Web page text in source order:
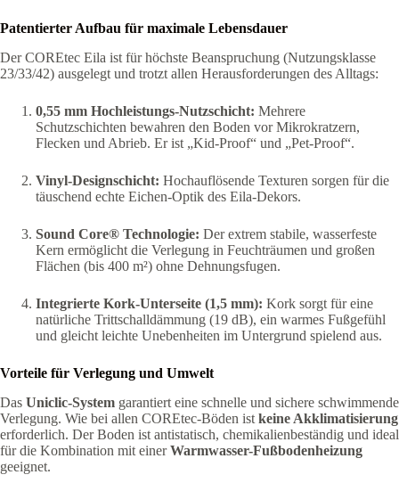
Patentierter Aufbau für maximale Lebensdauer
Der COREtec Eila ist für höchste Beanspruchung (Nutzungsklasse
23/33/42) ausgelegt und trotzt allen Herausforderungen des Alltags:
0,55 mm Hochleistungs-Nutzschicht: Mehrere
Schutzschichten bewahren den Boden vor Mikrokratzern,
Flecken und Abrieb. Er ist „Kid-Proof“ und „Pet-Proof“.
Vinyl-Designschicht: Hochauflösende Texturen sorgen für die
täuschend echte Eichen-Optik des Eila-Dekors.
Sound Core® Technologie: Der extrem stabile, wasserfeste
Kern ermöglicht die Verlegung in Feuchträumen und großen
Flächen (bis 400 m²) ohne Dehnungsfugen.
Integrierte Kork-Unterseite (1,5 mm): Kork sorgt für eine
natürliche Trittschalldämmung (19 dB), ein warmes Fußgefühl
und gleicht leichte Unebenheiten im Untergrund spielend aus.
Vorteile für Verlegung und Umwelt
Das Uniclic-System garantiert eine schnelle und sichere schwimmende
Verlegung. Wie bei allen COREtec-Böden ist keine Akklimatisierung
erforderlich. Der Boden ist antistatisch, chemikalienbeständig und ideal
für die Kombination mit einerWarmwasser-Fußbodenheizung
geeignet.